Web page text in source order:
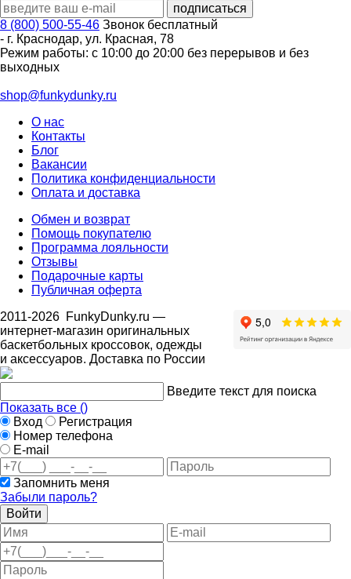
8 (800) 500-55-46 Звонок бесплатный
- г. Краснодар, ул. Красная, 78
Режим работы: с 10:00 до 20:00 без перерывов и без
выходных
shop@funkydunky.ru
О нас
Контакты
Блог
Вакансии
Политика конфиденциальности
Оплата и доставка
Обмен и возврат
Помощь покупателю
Программа лояльности
Отзывы
Подарочные карты
Публичная оферта
2011-2026 FunkyDunky.ru —
интернет-магазин оригинальных
баскетбольных кроссовок, одежды
и аксессуаров. Доставка по России
Введите текст для поиска
Показать все ()
Вход
Регистрация
Номер телефона
E-mail
Запомнить меня
Забыли пароль?
Войти